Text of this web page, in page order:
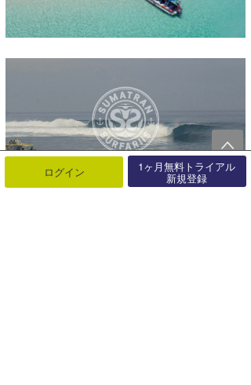
ログイン 1ヶ月無料トライアル
新規登録